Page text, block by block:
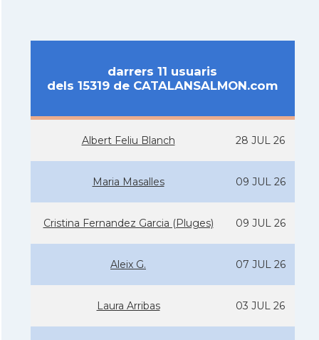
darrers 11 usuaris
dels 15319 de CATALANSALMON.com
Albert Feliu Blanch 28 JUL 26
Maria Masalles 09 JUL 26
Cristina Fernandez Garcia (Pluges) 09 JUL 26
Aleix G. 07 JUL 26
Laura Arribas 03 JUL 26